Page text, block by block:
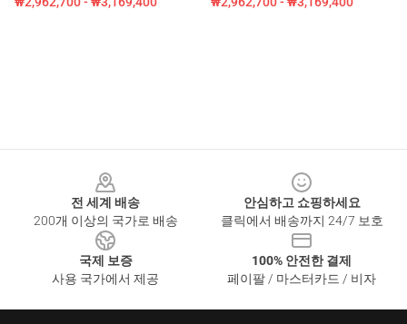
전 세계 배송
200개 이상의 국가로 배송
안심하고 쇼핑하세요
클릭에서 배송까지 24/7 보호
국제 보증
사용 국가에서 제공
100% 안전한 결제
페이팔 / 마스터카드 / 비자